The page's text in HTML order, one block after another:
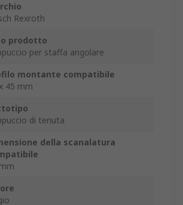
Rexroth
prodotto
per staffa angolare
montante compatibile
45 mm
di tenuta
della scanalatura